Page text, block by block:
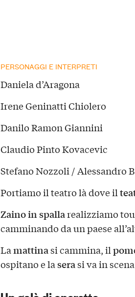
PERSONAGGI E INTERPRETI
Daniela d’Aragona
Irene Geninatti Chiolero
Danilo Ramon Giannini
Claudio Pinto Kovacevic
Stefano Nozzoli / Alessandro
Portiamo il teatro là dove il
Zaino in spallarealizziamo
camminando da un paese
Lamattinasi cammina, il
ospitano e laserasi va in